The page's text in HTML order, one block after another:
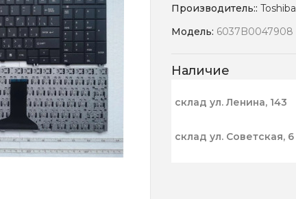
Производитель::Toshiba
Модель: 6037B0047908
Наличие
склад ул. Ленина, 143
склад ул. Советская, 6